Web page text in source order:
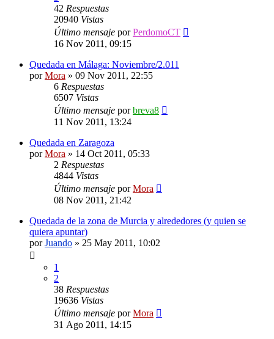
42 Respuestas
20940 Vistas
Último mensaje porPerdomoCT
16 Nov 2011, 09:15
Quedada en Málaga: Noviembre/2.011
porMora » 09 Nov 2011, 22:55
6 Respuestas
6507 Vistas
Último mensaje porbreva8
11 Nov 2011, 13:24
Quedada en Zaragoza
porMora » 14 Oct 2011, 05:33
2 Respuestas
4844 Vistas
Último mensaje porMora
08 Nov 2011, 21:42
Quedada de la zona de Murcia y alrededores (y quien se
quiera apuntar)
porJuando » 25 May 2011, 10:02
1
2
38 Respuestas
19636 Vistas
Último mensaje porMora
31 Ago 2011, 14:15